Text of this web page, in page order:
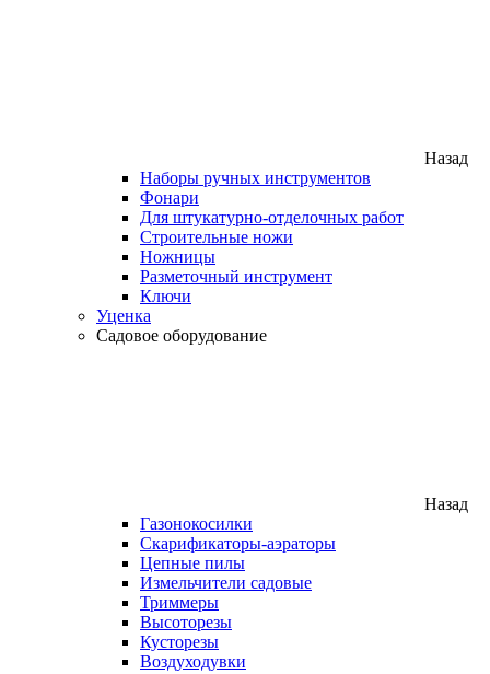
Назад
Наборы ручных инструментов
Фонари
Для штукатурно-отделочных работ
Строительные ножи
Ножницы
Разметочный инструмент
Ключи
Уценка
Садовое оборудование
Назад
Газонокосилки
Скарификаторы-аэраторы
Цепные пилы
Измельчители садовые
Триммеры
Высоторезы
Кусторезы
Воздуходувки